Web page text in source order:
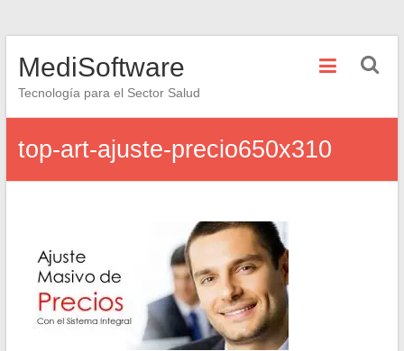
MediSoftware
Tecnología para el Sector Salud
top-art-ajuste-precio650x310